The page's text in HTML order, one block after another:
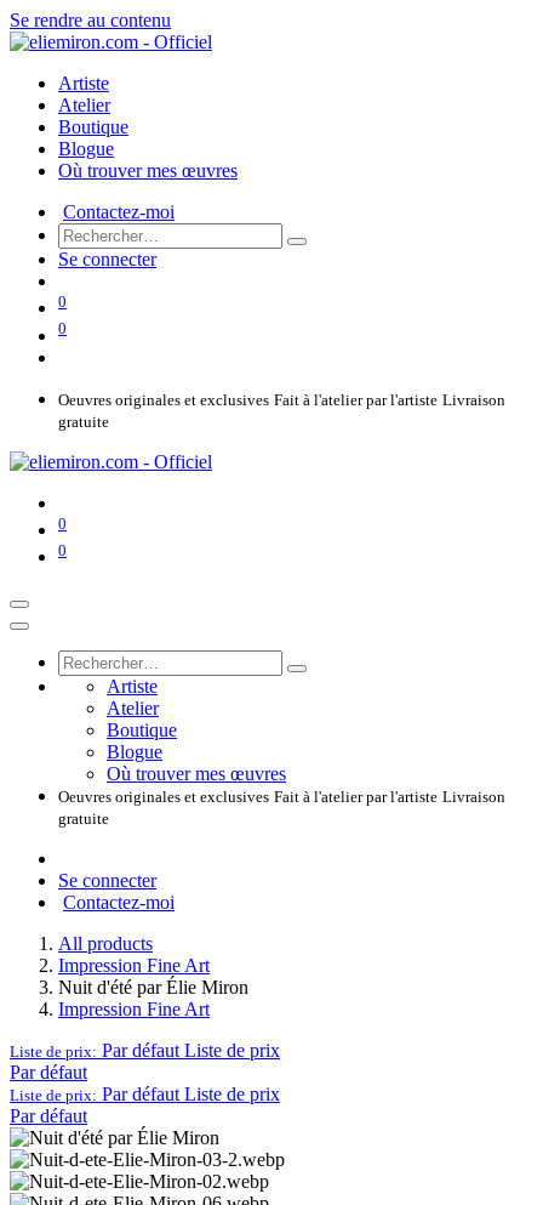
Se rendre au contenu
Artiste
Atelier
Boutique
Blogue
Où trouver mes œuvres
Contactez-moi
Se connecter
0
0
Oeuvres originales et exclusives Fait à l'atelier par l'artiste Livraison
gratuite
0
0
Artiste
Atelier
Boutique
Blogue
Où trouver mes œuvres
Oeuvres originales et exclusives Fait à l'atelier par l'artiste Livraison
gratuite
Se connecter
Contactez-moi
All products
Impression Fine Art
Nuit d'été par Élie Miron
Impression Fine Art
Liste de prix: Par défaut Liste de prix
Par défaut
Liste de prix: Par défaut Liste de prix
Par défaut